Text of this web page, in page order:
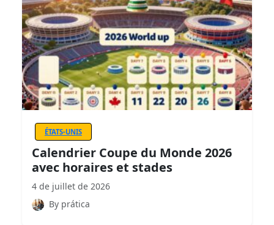
ÉTATS-UNIS
Calendrier Coupe du Monde 2026
avec horaires et stades
4 de juillet de 2026
By prática